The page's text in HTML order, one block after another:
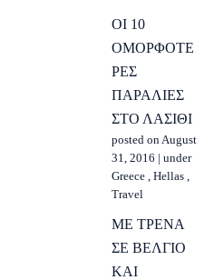
ΟΙ 10
ΟΜΟΡΦΟΤΕ
ΡΕΣ
ΠΑΡΑΛΙΕΣ
ΣΤΟ ΛΑΣΙΘΙ
posted on August
31, 2016 | under
Greece
Hellas
Travel
ΜΕ ΤΡΕΝΑ
ΣΕ ΒΕΛΓΙΟ
ΚΑΙ